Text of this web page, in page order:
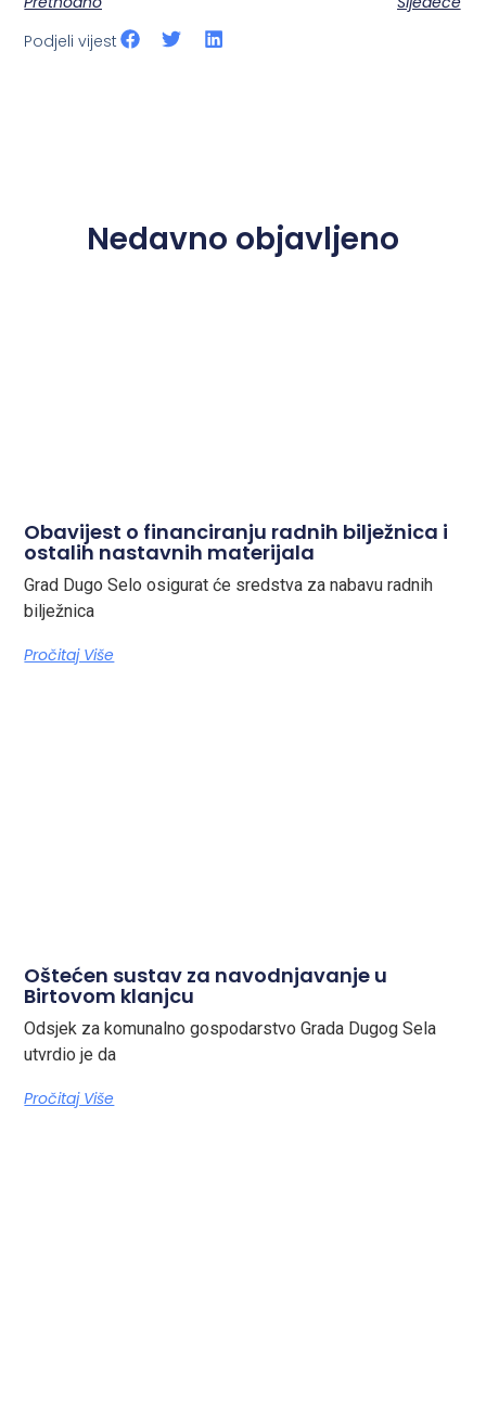
Podjeli vijest
Nedavno objavljeno
Obavijest o financiranju radnih bilježnica i
ostalih nastavnih materijala
Grad Dugo Selo osigurat će sredstva za nabavu radnih
bilježnica
Pročitaj Više
Oštećen sustav za navodnjavanje u
Birtovom klanjcu
Odsjek za komunalno gospodarstvo Grada Dugog Sela
utvrdio je da
Pročitaj Više